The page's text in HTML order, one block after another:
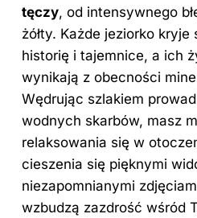
tęczy, od intensywnego
żółty. Każde jeziorko kryje
historię i tajemnice, a ich
wynikają z obecności
Wędrując szlakiem
wodnych skarbów, masz
relaksowania się w
cieszenia się pięknymi
niezapomnianymi
wzbudzą zazdrość wśród